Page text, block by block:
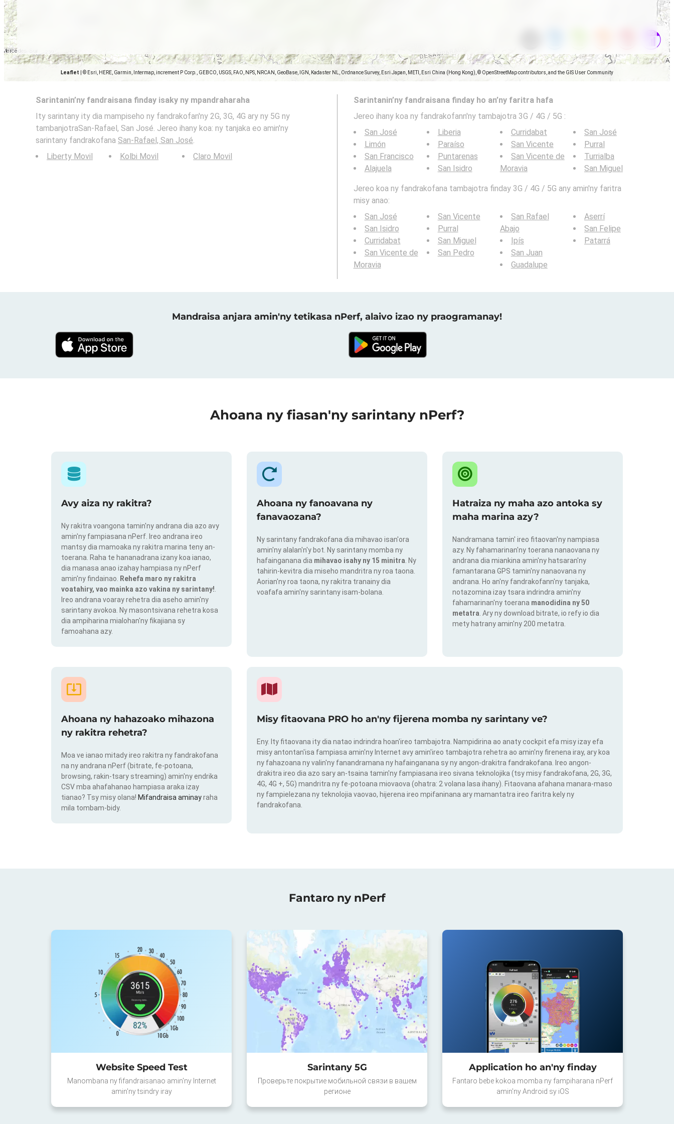
Leaflet © Esri, HERE, Garmin, Intermap, increment P Corp., GEBCO, USGS, FAO, NPS, NRCAN, GeoBase, IGN, Kadaster NL, Ordnance Survey, Esri Japan, METI, Esri China (Hong Kong), © OpenStreetMap contributors, and the GIS User Community
Sarintanin’ny fandraisana finday isaky ny mpandraharaha
Ity sarintany ity dia mampiseho ny fandrakofan'ny 2G, 3G, 4G ary ny 5G ny
tambanjotraSan-Rafael, San José. Jereo ihany koa: ny tanjaka eo amin'ny
sarintany fandrakofana San-Rafael, San José.
Liberty Movil
Kolbi Movil Claro Movil
Sarintanin’ny fandraisana finday ho an’ny faritra hafa
Jereo ihany koa ny fandrakofann'ny tambajotra 3G / 4G / 5G :
San José
Limón
San Francisco
Alajuela
Liberia
Paraíso
Puntarenas
San Isidro
Curridabat
San Vicente
San Vicente de
Moravia
San José
Purral
Turrialba
San Miguel
Jereo koa ny fandrakofana tambajotra finday 3G / 4G / 5G any amin'ny faritra
misy anao:
San José
San Isidro
Curridabat
San Vicente de
Moravia
San Vicente
Purral
San Miguel
San Pedro
San Rafael
Abajo
Ipís
San Juan
Guadalupe
Aserrí
San Felipe
Patarrá
Mandraisa anjara amin'ny tetikasa nPerf, alaivo izao ny praogramanay!
Ahoana ny fiasan'ny sarintany nPerf?
Avy aiza ny rakitra?
Ny rakitra voangona tamin'ny andrana dia azo avy
amin'ny fampiasana nPerf. Ireo andrana ireo
mantsy dia mamoaka ny rakitra marina teny an-
toerana. Raha te hananadrana izany koa ianao,
dia manasa anao izahay hampiasa ny nPerf
amin'ny findainao.
Rehefa maro ny rakitra
voatahiry, vao mainka azo vakina ny sarintany!
Ireo andrana voaray rehetra dia aseho amin'ny
sarintany avokoa. Ny masontsivana rehetra kosa
dia ampiharina mialohan'ny fikajiana sy
famoahana azy.
Ahoana ny fanoavana ny
fanavaozana?
Ny sarintany fandrakofana dia mihavao isan'ora
amin'ny alalan'n'y bot. Ny sarintany momba ny
hafainganana dia mihavao isahy ny 15 minitra . Ny
tahirin-kevitra dia miseho mandritra ny roa taona.
Aorian'ny roa taona, ny rakitra tranainy dia
voafafa amin'ny sarintany isam-bolana.
Hatraiza ny maha azo antoka sy
maha marina azy?
Nandramana tamin' ireo fitaovan'ny nampiasa
azy. Ny fahamarinan'ny toerana nanaovana ny
andrana dia miankina amin'ny hatsaran'ny
famantarana GPS tamin'ny nanaovana ny
andrana. Ho an'ny fandrakofann'ny tanjaka,
notazomina izay tsara indrindra amin'ny
fahamarinan'ny toerana manodidina ny 50
metatra . Ary ny download bitrate, io refy io dia
mety hatrany amin'ny 200 metatra.
Ahoana ny hahazoako mihazona
ny rakitra rehetra?
Moa ve ianao mitady ireo rakitra ny fandrakofana
na ny andrana nPerf (bitrate, fe-potoana,
browsing, rakin-tsary streaming) amin'ny endrika
CSV mba ahafahanao hampiasa araka izay
tianao? Tsy misy olana! Mifandraisa aminayraha
mila tombam-bidy.
Misy fitaovana PRO ho an'ny fijerena momba ny sarintany ve?
Eny. Ity fitaovana ity dia natao indrindra hoan'ireo tambajotra. Nampidirina ao anaty cockpit efa misy izay efa
misy antontan'isa fampiasa amin'ny Internet avy amin'ireo tambajotra rehetra ao amin'ny firenena iray, ary koa
ny fahazoana ny valin'ny fanandramana ny hafainganana sy ny angon-drakitra fandrakofana. Ireo angon-
drakitra ireo dia azo sary an-tsaina tamin'ny fampiasana ireo sivana teknolojika (tsy misy fandrakofana, 2G, 3G,
4G, 4G +, 5G) mandritra ny fe-potoana miovaova (ohatra: 2 volana lasa ihany). Fitaovana afahana manara-maso
ny fampielezana ny teknolojia vaovao, hijerena ireo mpifaninana ary mamantatra ireo faritra kely ny
fandrakofana.
Fantaro ny nPerf
Website Speed Test
Manombana ny fifandraisanao amin'ny Internet
amin'ny tsindry iray
Sarintany 5G
Проверьте покрытие мобильной связи в вашем
регионе
Application ho an'ny finday
Fantaro bebe kokoa momba ny fampiharana nPerf
amin'ny Android sy iOS